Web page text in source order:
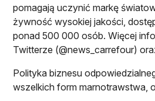
pomagają uczynić markę
żywność wysokiej jakości,
ponad 500 000 osób. Więcej
Twitterze (@news_carrefour)
Polityka biznesu
wszelkich form marnotrawstwa,